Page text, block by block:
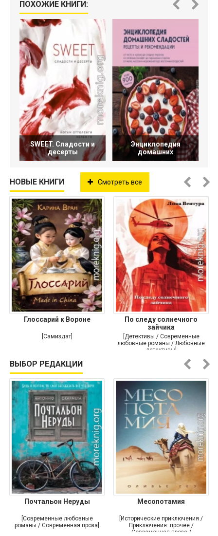
ПОХОЖИЕ КНИГИ:
SWEET. Сладости и
десерты
Энциклопедия
домашних
НОВЫЕ КНИГИ Смотреть все
Глоссарий к Вороне
[Самиздат]
По следу солнечного
зайчика
[Детективы / Современные
любовные романы / Любовные
детективы]
ВЫБОР РЕДАКЦИИ
Почтальон Неруды
[Современные любовные
романы / Современная проза]
Месопотамия
[Исторические приключения /
Приключения: прочее /
Современная проза /